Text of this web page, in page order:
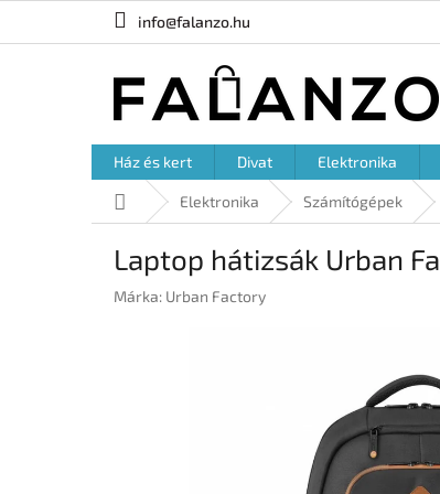
info@falanzo.hu
Ház és kert Divat Elektronika
KezdőlapElektronika Számítógépek
Laptop hátizsák Urban
Márka: Urban Factory